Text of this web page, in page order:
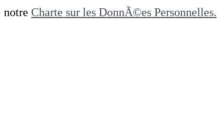
notre Charte sur les DonnÃ©es Personnelles.